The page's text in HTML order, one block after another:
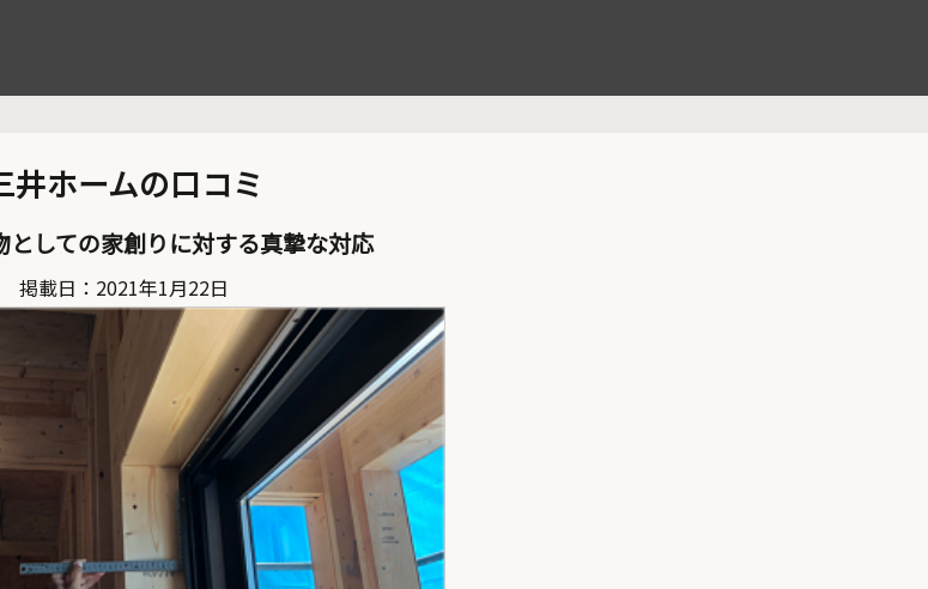
井ホームの口コミ
としての家創りに対する真摯な対応
掲載日：2021年1月22日